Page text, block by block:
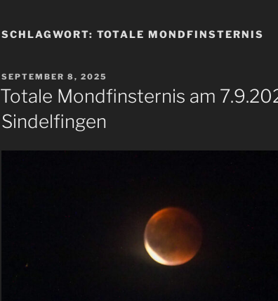
SCHLAGWORT: TOTALE MONDFINSTERNIS
VERÖFFENTLICHT
AM
SEPTEMBER 8, 2025
Totale Mondfinsternis am
Sindelfingen